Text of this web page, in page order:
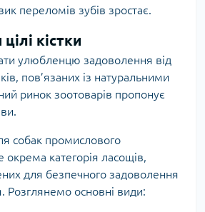
переломів зубів зростає.
кістки
улюбленцю задоволення від
пов’язаних із натуральними
ринок зоотоварів пропонує
собак промислового
категорія ласощів,
для безпечного задоволення
Розглянемо основні види: